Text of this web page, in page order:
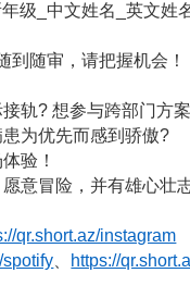
级_中文姓名_英文姓
到随审，请把握机会！
轨? 想参与跨部门方
为优先而感到骄傲?
验！
意冒险，并有雄心
qr.short.az/instagram
spotify https://